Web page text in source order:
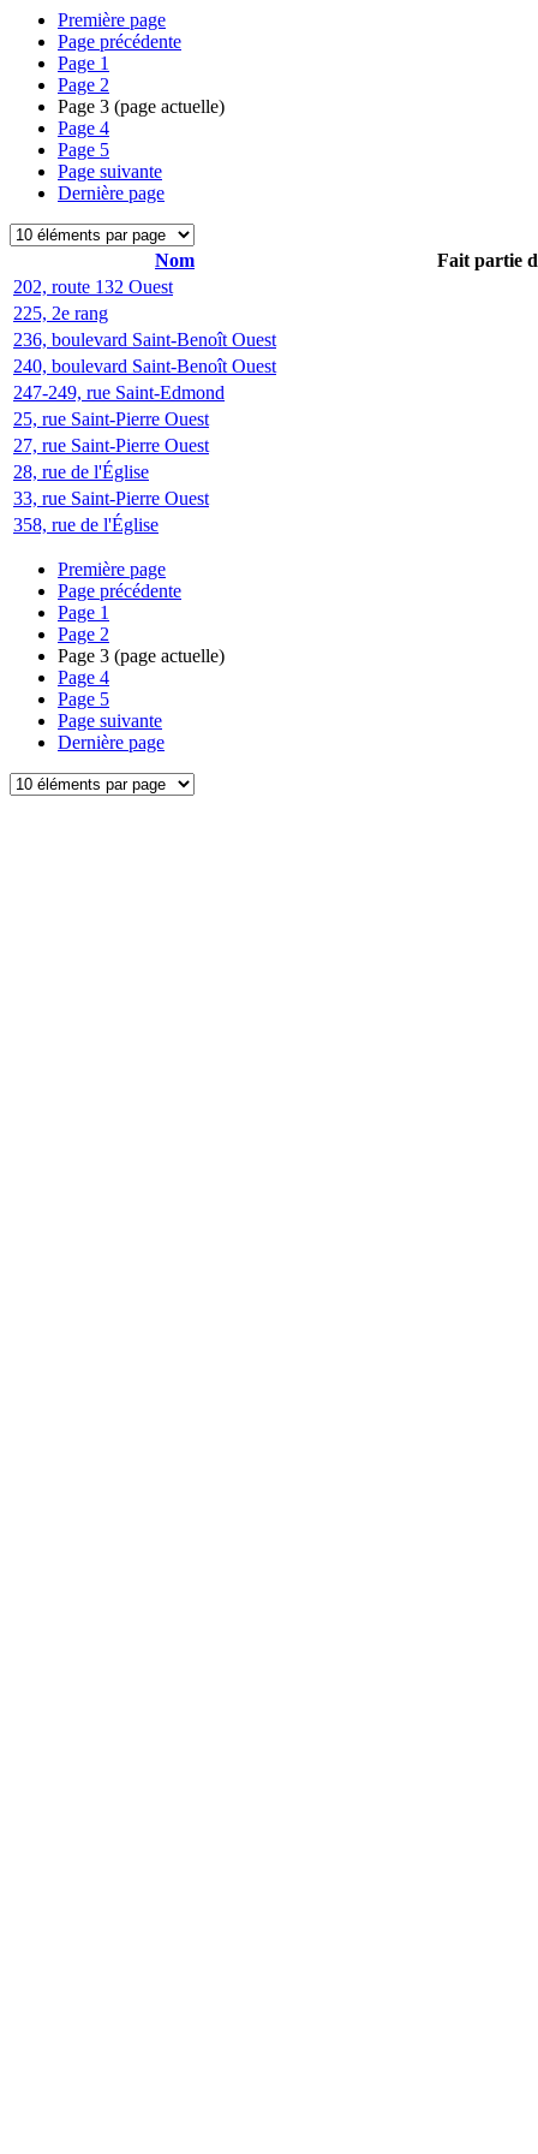
Première page
Page précédente
Page 1
Page 2
Page 3 (page actuelle)
Page 4
Page 5
Page suivante
Dernière page
Nom
Fait partie
202, route 132 Ouest
225, 2e rang
236, boulevard Saint-Benoît Ouest
240, boulevard Saint-Benoît Ouest
247-249, rue Saint-Edmond
25, rue Saint-Pierre Ouest
27, rue Saint-Pierre Ouest
28, rue de l'Église
33, rue Saint-Pierre Ouest
358, rue de l'Église
Première page
Page précédente
Page 1
Page 2
Page 3 (page actuelle)
Page 4
Page 5
Page suivante
Dernière page